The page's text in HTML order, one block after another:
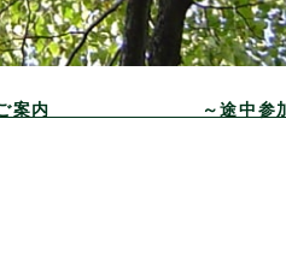
集のご案内 ～途中参加